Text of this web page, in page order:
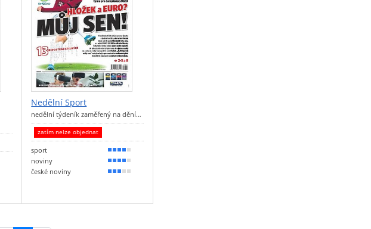
Nedělní Sport
nedělní týdeník zaměřený na dění…
zatím nelze objednat
sport
80 %
noviny
70 %
české noviny
50 %